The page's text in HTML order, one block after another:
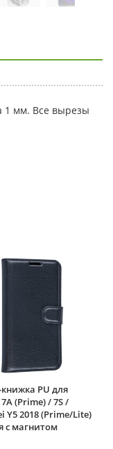
1 мм. Все вырезы
PU для
(Prime) / 7S /
Y5 2018 (Prime/Lite)
с магнитом